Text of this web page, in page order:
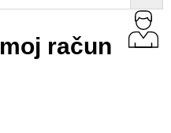
moj račun